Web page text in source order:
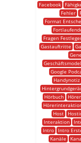
Facebook
Fehler
Format
Fragen
Gastauftritte
Google
Handynotiz
Hörbuch
Hörer
Host
Interaktion
Intro
Intro
Kanäle